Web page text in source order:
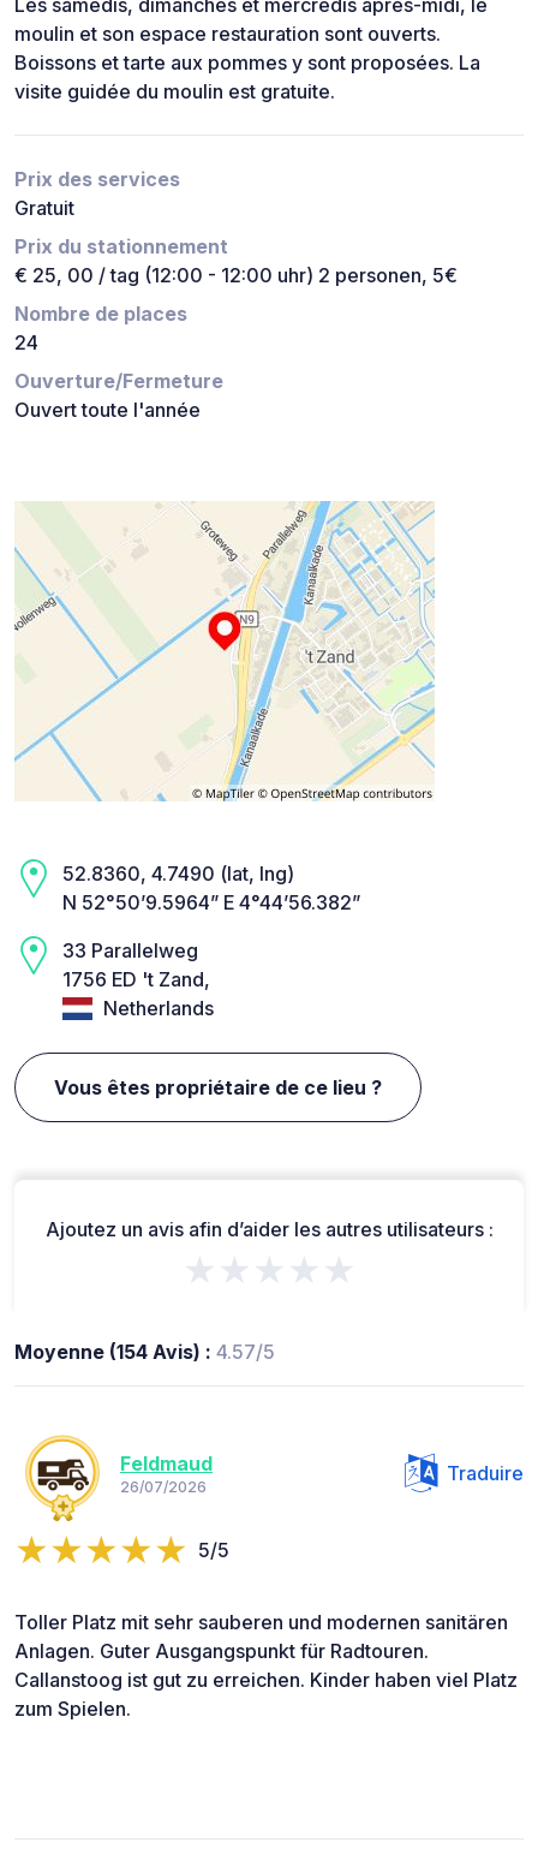
Les samedis, dimanches et mercredis après-midi, le
moulin et son espace restauration sont ouverts.
Boissons et tarte aux pommes y sont proposées. La
visite guidée du moulin est gratuite.
Prix des services
Gratuit
Prix du stationnement
€ 25, 00 / tag (12:00 - 12:00 uhr) 2 personen, 5€
Nombre de places
24
Ouverture/Fermeture
Ouvert toute l'année
52.8360, 4.7490 (lat, lng)
N 52°50’9.5964” E 4°44’56.382”
33 Parallelweg
1756 ED 't Zand,
Netherlands
Vous êtes propriétaire de ce lieu ?
Ajoutez un avis afin d’aider les autres utilisateurs :
★★★★★
Moyenne (154 Avis) : 4.57/5
Feldmaud
26/07/2026
Traduire
5/5
Toller Platz mit sehr sauberen und modernen sanitären
Anlagen. Guter Ausgangspunkt für Radtouren.
Callanstoog ist gut zu erreichen. Kinder haben viel Platz
zum Spielen.